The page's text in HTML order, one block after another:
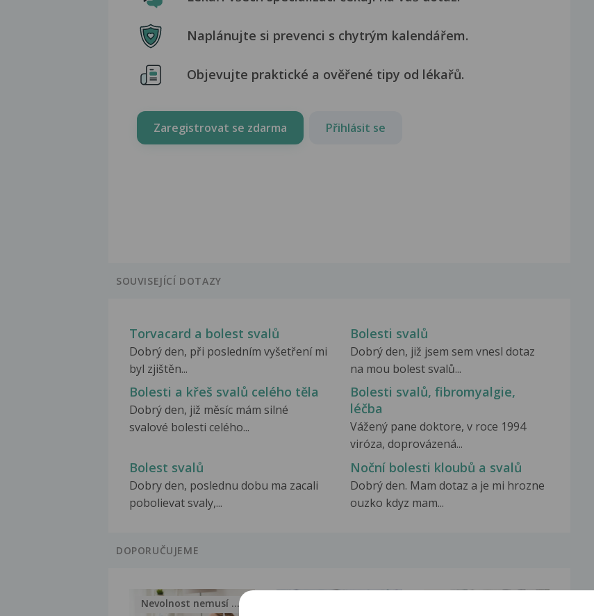
Naplánujte si prevenci s chytrým kalendářem.
Objevujte praktické a ověřené tipy od lékařů.
Zaregistrovat se zdarma Přihlásit se
SOUVISEJÍCÍ DOTAZY
Torvacard a bolest svalů
Dobrý den, při posledním vyšetření mi
byl zjištěn...
Bolesti svalů
Dobrý den, již jsem sem vnesl dotaz
na mou bolest svalů...
Bolesti a křeš svalů celého těla
Dobrý den, již měsíc mám silné
svalové bolesti celého...
Bolesti svalů, fibromyalgie,
léčba
Vážený pane doktore, v roce 1994
viróza, doprovázená...
Bolest svalů
Dobry den, poslednu dobu ma zacali
pobolievat svaly,...
Noční bolesti kloubů a svalů
Dobrý den. Mam dotaz a je mi hrozne
ouzko kdyz mam...
DOPORUČUJEME
Nevolnost nemusí být nutnou...